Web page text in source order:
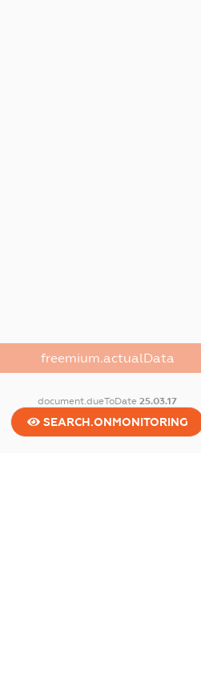
freemium.actualData
document.dueToDate25.03.17
SEARCH.ONMONITORING